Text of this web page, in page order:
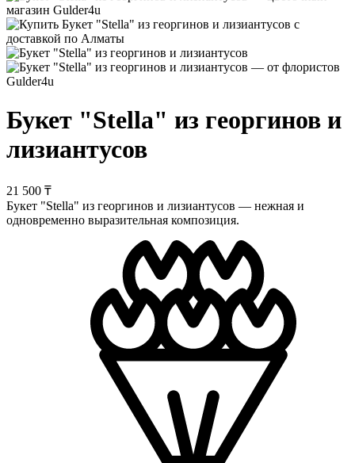
Букет "Stella" из георгинов и
лизиантусов
21 500 ₸
Букет "Stella" из георгинов и лизиантусов — нежная и
одновременно выразительная композиция.